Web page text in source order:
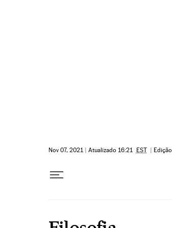
Nov 07, 2021 | Atualizado 16:21 EST |